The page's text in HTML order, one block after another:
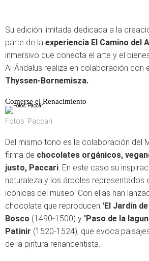
Su edición limitada dedicada a la
parte de la experiencia El Camino del
inmersivo que conecta el arte y el
Al-Ándalus realiza en colaboración con
Thyssen-Bornemisza.
Comerse el Renacimiento
Fotos: Paccari
Del mismo tono es la colaboración del
firma de chocolates orgánicos,
justo, Paccari. En este caso su
naturaleza y los árboles representados
icónicas del museo. Con ellas han
chocolate que reproducen 'El Jardín
Bosco (1490-1500) y 'Paso de la
Patinir (1520-1524), que evoca
de la pintura renancentista.